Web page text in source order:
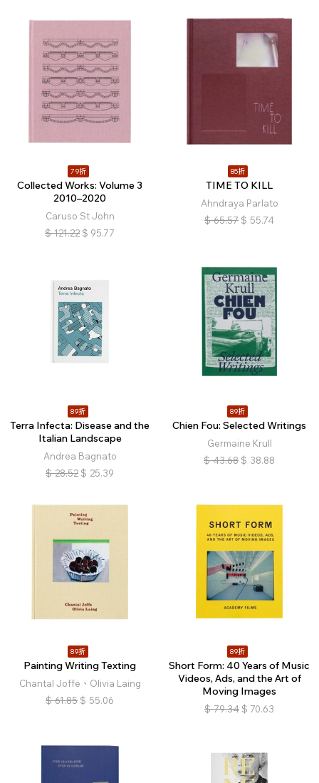
79折
Collected Works: Volume 3
2010–2020
Caruso St John
$ 121.22 $ 95.77
85折
TIME TO KILL
Ahndraya Parlato
$ 65.57 $ 55.74
89折
Terra Infecta: Disease and the
Italian Landscape
Andrea Bagnato
$ 28.52 $ 25.39
89折
Chien Fou: Selected Writings
Germaine Krull
$ 43.68 $ 38.88
89折
Painting Writing Texting
Chantal Joffe、Olivia Laing
$ 61.85 $ 55.06
89折
Short Form: 40 Years of Music
Videos, Ads, and the Art of
Moving Images
$ 79.34 $ 70.63